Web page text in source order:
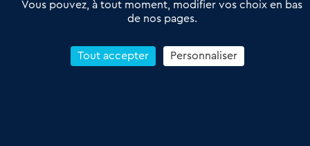
Petitscommerces : Un partenariat au service du commerce de
proximité et des territoires
Reprendre un Restaurant Rapide
Vous pouvez, à tout moment, modifier vos choix en bas
de nos pages.
Tout accepter Personnaliser